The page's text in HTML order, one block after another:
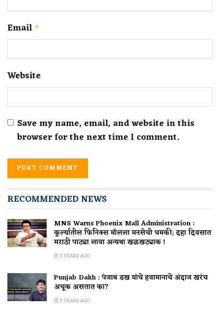
Email *
Website
Save my name, email, and website in this
browser for the next time I comment.
RECOMMENDED NEWS
MNS Warns Phoenix Mall Administration :
कुर्ल्यातील फिनिक्स मॉलला मनसेची धमकी; दहा दिवसात
मराठी पाट्या लावा अन्यथा खळखट्याक !
3 YEARS AGO
Punjab Dakh : पंजाब डख यांचे हवामानाचे अंदाज खरंच
अचूक असतात का?
3 YEARS AGO